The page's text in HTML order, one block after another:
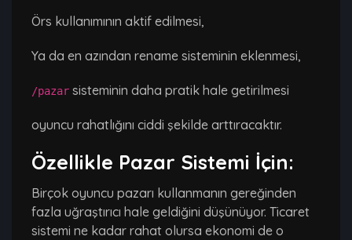
Örs kullanımının aktif edilmesi,
Ya da en azından rename sisteminin eklenmesi,
/pazar sisteminin daha pratik hale getirilmesi
oyuncu rahatlığını ciddi şekilde arttıracaktır.
Özellikle Pazar Sistemi İçin:
Birçok oyuncu pazarı kullanmanın gereğinden
fazla uğraştırıcı hale geldiğini düşünüyor. Ticaret
sistemi ne kadar rahat olursa ekonomi de o